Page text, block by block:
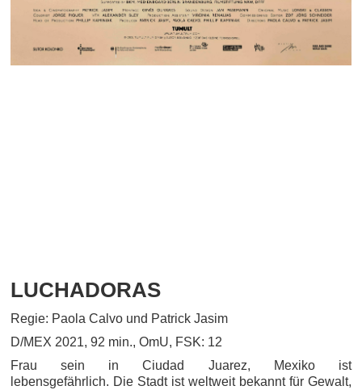
LUCHADORAS
Regie: Paola Calvo und Patrick Jasim
D/MEX 2021, 92 min., OmU, FSK: 12
Frau sein in Ciudad Juarez, Mexiko ist
lebensgefährlich. Die Stadt ist weltweit bekannt für Gewalt,